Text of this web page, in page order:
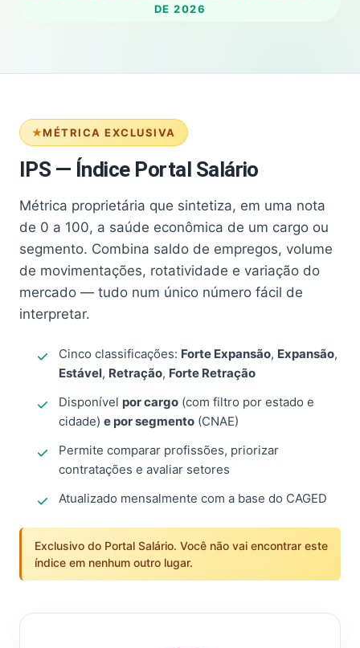
DE 2026
MÉTRICA EXCLUSIVA
IPS — Índice Portal Salário
Métrica proprietária que sintetiza, em uma nota
de 0 a 100, a saúde econômica de um cargo ou
segmento. Combina saldo de empregos, volume
de movimentações, rotatividade e variação do
mercado — tudo num único número fácil de
interpretar.
Cinco classificações: Forte Expansão, Expansão,
Estável, Retração, Forte Retração
Disponível por cargo (com filtro por estado e
cidade) e por segmento (CNAE)
Permite comparar profissões, priorizar
contratações e avaliar setores
Atualizado mensalmente com a base do CAGED
Exclusivo do Portal Salário. Você não vai encontrar este
índice em nenhum outro lugar.